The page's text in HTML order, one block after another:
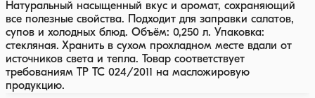
Натуральный насыщенный вкус и аромат, сохраняющий
все полезные свойства. Подходит для заправки салатов,
супов и холодных блюд. Объём: 0,250 л. Упаковка:
стекляная. Хранить в сухом прохладном месте вдали от
источников света и тепла. Товар соответствует
требованиям ТР ТС 024/2011 на масложировую
продукцию.